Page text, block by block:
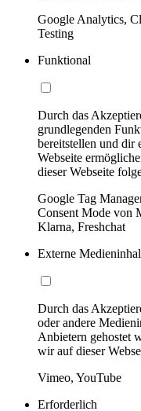
Google Analytics,
Testing
Funktional
Durch das
grundlegenden
bereitstellen und dir
Webseite
dieser Webseite
Google Tag
Consent Mode von
Klarna, Freshchat
Externe
Durch das
oder andere
Anbietern gehostet
wir auf dieser
Vimeo, YouTube
Erforderlich